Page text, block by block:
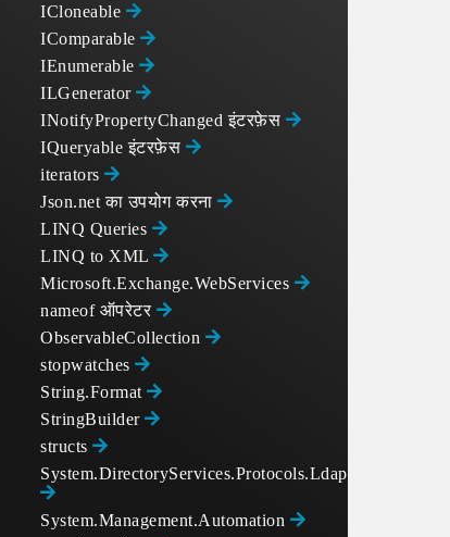
ICloneable
IComparable
IEnumerable
ILGenerator
INotifyPropertyChanged इंटरफ़ेस
IQueryable इंटरफ़ेस
iterators
Json.net का उपयोग करना
LINQ Queries
LINQ to XML
Microsoft.Exchange.WebServices
nameof ऑपरेटर
ObservableCollection
stopwatches
String.Format
StringBuilder
structs
System.DirectoryServices.Protocols.LdapConnection
System.Management.Automation